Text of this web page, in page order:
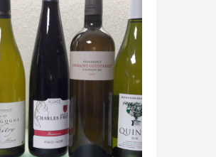
IN WINKELMAND